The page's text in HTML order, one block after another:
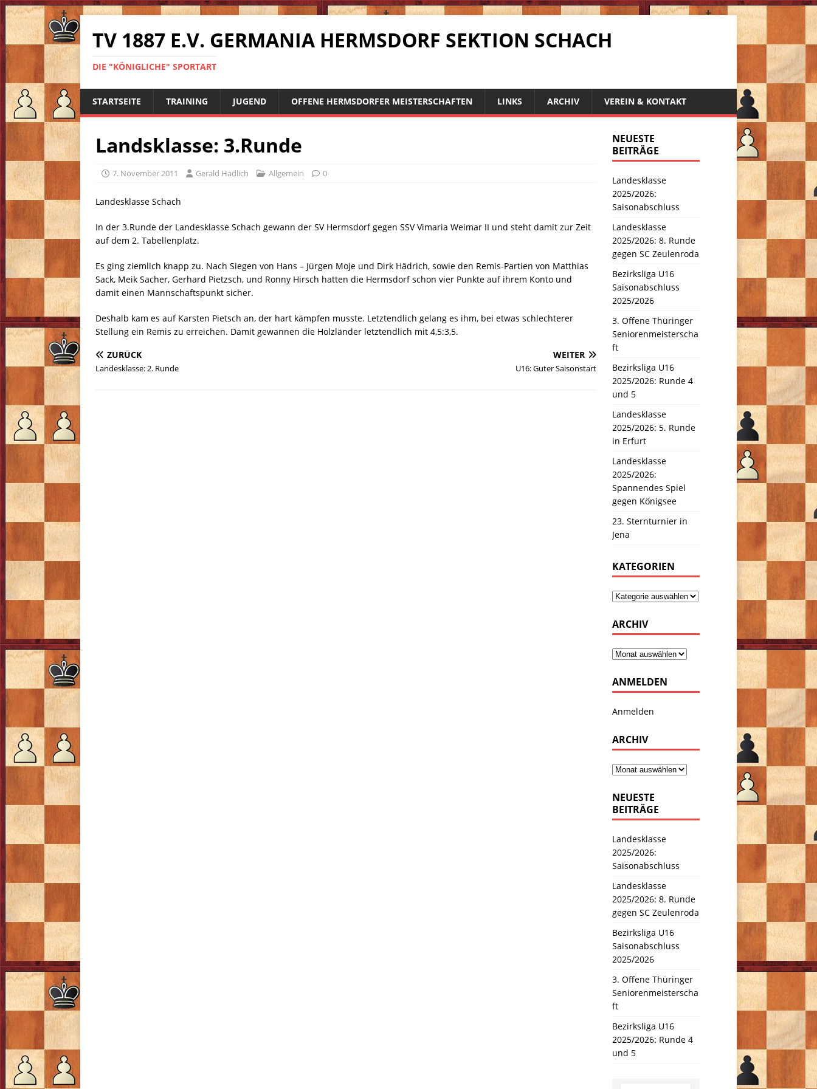
TV 1887 E.V. GERMANIA HERMSDORF SEKTION SCHACH
DIE "KÖNIGLICHE" SPORTART
STARTSEITE TRAINING JUGEND OFFENE HERMSDORFER MEISTERSCHAFTEN LINKS ARCHIV VEREIN & KONTAKT
Landsklasse: 3.Runde
7. November 2011 Gerald Hadlich Allgemein 0
Landesklasse Schach
In der 3.Runde der Landesklasse Schach gewann der SV Hermsdorf gegen SSV Vimaria Weimar II und steht damit zur Zeit
auf dem 2. Tabellenplatz.
Es ging ziemlich knapp zu. Nach Siegen von Hans – Jürgen Moje und Dirk Hädrich, sowie den Remis-Partien von Matthias
Sack, Meik Sacher, Gerhard Pietzsch, und Ronny Hirsch hatten die Hermsdorf schon vier Punkte auf ihrem Konto und
damit einen Mannschaftspunkt sicher.
Deshalb kam es auf Karsten Pietsch an, der hart kämpfen musste. Letztendlich gelang es ihm, bei etwas schlechterer
Stellung ein Remis zu erreichen. Damit gewannen die Holzländer letztendlich mit 4,5:3,5.
ZURÜCK
Landesklasse: 2. Runde
WEITER
U16: Guter Saisonstart
NEUESTE
BEITRÄGE
Landesklasse
2025/2026:
Saisonabschluss
Landesklasse
2025/2026: 8. Runde
gegen SC Zeulenroda
Bezirksliga U16
Saisonabschluss
2025/2026
3. Offene Thüringer
Seniorenmeisterscha
ft
Bezirksliga U16
2025/2026: Runde 4
und 5
Landesklasse
2025/2026: 5. Runde
in Erfurt
Landesklasse
2025/2026:
Spannendes Spiel
gegen Königsee
23. Sternturnier in
Jena
KATEGORIEN
ARCHIV
ANMELDEN
Anmelden
ARCHIV
NEUESTE
BEITRÄGE
Landesklasse
2025/2026:
Saisonabschluss
Landesklasse
2025/2026: 8. Runde
gegen SC Zeulenroda
Bezirksliga U16
Saisonabschluss
2025/2026
3. Offene Thüringer
Seniorenmeisterscha
ft
Bezirksliga U16
2025/2026: Runde 4
und 5